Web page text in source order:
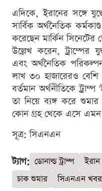
এদিকে, ইরানের সঙ্গে
সার্বিক অর্থনৈতিক
করেছেন মার্কিন সিনেটের
উল্লেখ করেন, ট্রাম্পের
এবং অর্থনৈতিক
লাখ ৩০ হাজারেরও বেশি
বর্তমান অর্থনীতিকে
তা নিয়ে ব্যঙ্গ করে
কোন গ্রহ থেকে এসে এমন
সূত্র: সিএনএন
ট্যাগ: ডোনাল্ড ট্রাম্প ইরান
চাক শুমার
সিএনএন খবর